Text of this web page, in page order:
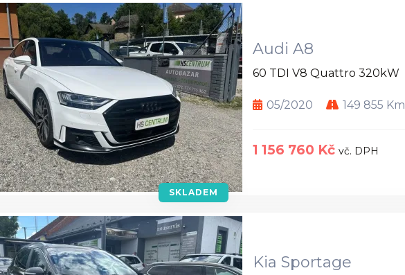
SKLADEM
Audi A8
60 TDI V8 Quattro 320kW
05/2020 149 855 Km
1 156 760 Kč vč. DPH
Kia Sportage